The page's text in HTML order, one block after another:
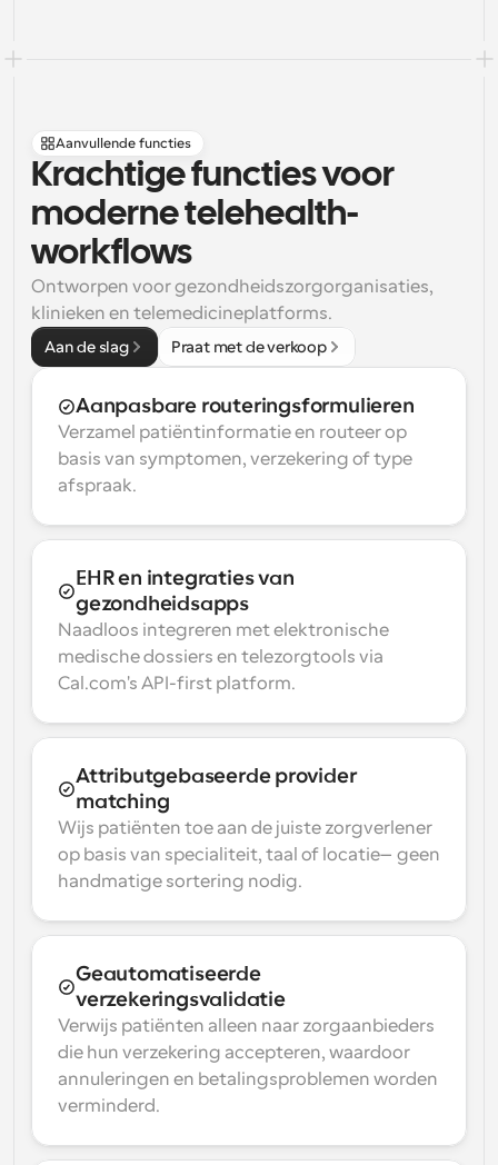
Aanvullende functies
Krachtige functies voor
moderne telehealth-
workflows
Ontworpen voor gezondheidszorgorganisaties,
klinieken en telemedicineplatforms.
Aan de slag Praat met de verkoop
Aanpasbare routeringsformulieren
Verzamel patiëntinformatie en routeer op
basis van symptomen, verzekering of type
afspraak.
EHR en integraties van
gezondheidsapps
Naadloos integreren met elektronische
medische dossiers en telezorgtools via
Cal.com's API-first platform.
Attributgebaseerde provider
matching
Wijs patiënten toe aan de juiste zorgverlener
op basis van specialiteit, taal of locatie—geen
handmatige sortering nodig.
Geautomatiseerde
verzekeringsvalidatie
Verwijs patiënten alleen naar zorgaanbieders
die hun verzekering accepteren, waardoor
annuleringen en betalingsproblemen worden
verminderd.